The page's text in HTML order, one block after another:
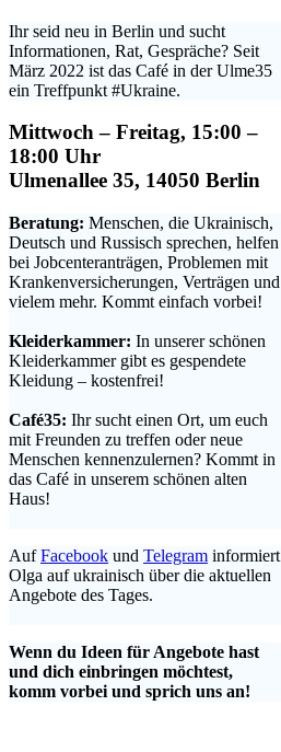
Ihr seid neu in Berlin und sucht
Informationen, Rat, Gespräche? Seit
März 2022 ist das Café in der Ulme35
ein Treffpunkt #Ukraine.
Mittwoch – Freitag, 15:00 –
18:00 Uhr
Ulmenallee 35, 14050 Berlin
Beratung: Menschen, die Ukrainisch,
Deutsch und Russisch sprechen, helfen
bei Jobcenteranträgen, Problemen mit
Krankenversicherungen, Verträgen und
vielem mehr. Kommt einfach vorbei!
Kleiderkammer: In unserer schönen
Kleiderkammer gibt es gespendete
Kleidung – kostenfrei!
Café35: Ihr sucht einen Ort, um euch
mit Freunden zu treffen oder neue
Menschen kennenzulernen? Kommt in
das Café in unserem schönen alten
Haus!
AufFacebook und Telegram informiert
Olga auf ukrainisch über die aktuellen
Angebote des Tages.
Wenn du Ideen für Angebote hast
und dich einbringen möchtest,
komm vorbei und sprich uns an!